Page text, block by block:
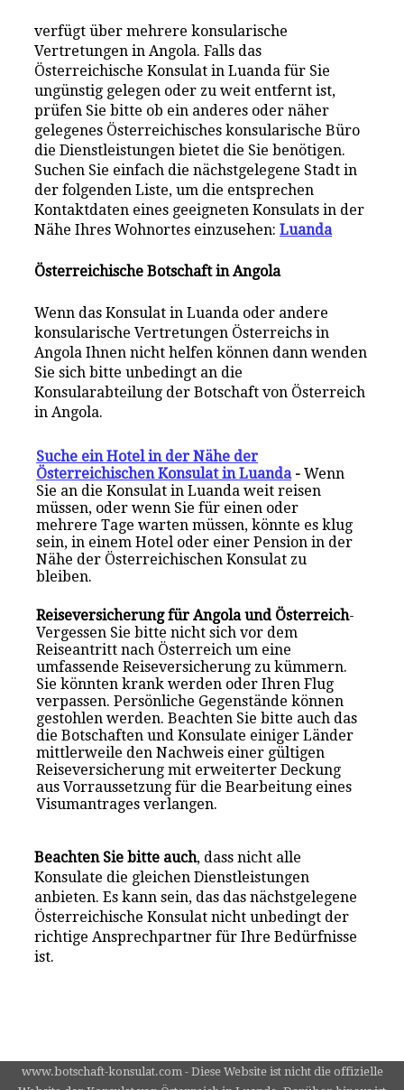
verfügt über mehrere konsularische
Vertretungen in Angola. Falls das
Österreichische Konsulat in Luanda für Sie
ungünstig gelegen oder zu weit entfernt ist,
prüfen Sie bitte ob ein anderes oder näher
gelegenes Österreichisches konsularische Büro
die Dienstleistungen bietet die Sie benötigen.
Suchen Sie einfach die nächstgelegene Stadt in
der folgenden Liste, um die entsprechen
Kontaktdaten eines geeigneten Konsulats in der
Nähe Ihres Wohnortes einzusehen:Luanda
Österreichische Botschaft in Angola
Wenn das Konsulat in Luanda oder andere
konsularische Vertretungen Österreichs in
Angola Ihnen nicht helfen können dann wenden
Sie sich bitte unbedingt an die
Konsularabteilung der Botschaft von Österreich
in Angola.
Suche ein Hotel in der Nähe der
Österreichischen Konsulat in Luanda-Wenn
Sie an die Konsulat in Luanda weit reisen
müssen, oder wenn Sie für einen oder
mehrere Tage warten müssen, könnte es klug
sein, in einem Hotel oder einer Pension in der
Nähe der Österreichischen Konsulat zu
bleiben.
Reiseversicherung für Angola und Österreich-
Vergessen Sie bitte nicht sich vor dem
Reiseantritt nach Österreich um eine
umfassende Reiseversicherung zu kümmern.
Sie könnten krank werden oder Ihren Flug
verpassen. Persönliche Gegenstände können
gestohlen werden. Beachten Sie bitte auch das
die Botschaften und Konsulate einiger Länder
mittlerweile den Nachweis einer gültigen
Reiseversicherung mit erweiterter Deckung
aus Vorraussetzung für die Bearbeitung eines
Visumantrages verlangen.
Beachten Sie bitte auch, dass nicht alle
Konsulate die gleichen Dienstleistungen
anbieten. Es kann sein, das das nächstgelegene
Österreichische Konsulat nicht unbedingt der
richtige Ansprechpartner für Ihre Bedürfnisse
ist.
www.botschaft-konsulat.com - Diese Website ist nicht die offizielle